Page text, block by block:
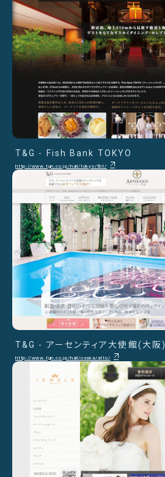
T&G - Fish Bank TOKYO
http://www.tgn.co.jp/hall/tokyo/fbt/
T&G - アーセンティア大使館(大阪)
http://www.tgn.co.jp/hall/osaka/atto/